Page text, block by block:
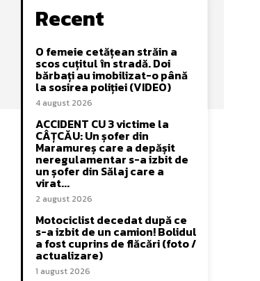
Recent
O femeie cetățean străin a
scos cuțitul în stradă. Doi
bărbați au imobilizat-o până
la sosirea poliției (VIDEO)
4 august 2026
ACCIDENT CU 3 victime la
CÂȚCĂU: Un șofer din
Maramureș care a depășit
neregulamentar s-a izbit de
un șofer din Sălaj care a
virat...
2 august 2026
Motociclist decedat după ce
s-a izbit de un camion! Bolidul
a fost cuprins de flăcări (foto /
actualizare)
1 august 2026